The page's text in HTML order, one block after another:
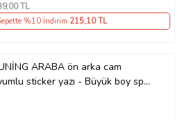
,00 TL
%10 İndirim 215,10 TL
ARABA ön arka cam
sticker yazı - Büyük boy spor